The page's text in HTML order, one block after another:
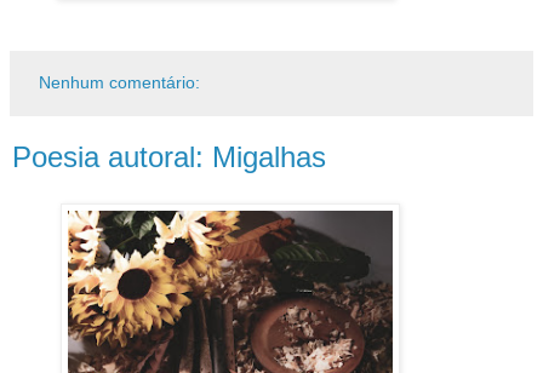
Nenhum comentário:
Poesia autoral: Migalhas